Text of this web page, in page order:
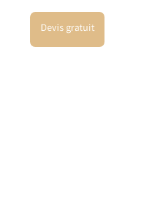
Devis gratuit